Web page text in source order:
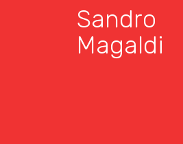
Sandro
Magaldi